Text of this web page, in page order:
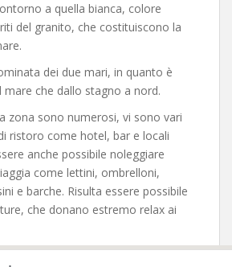
a quella bianca, colore
del granito, che costituiscono la
dei due mari, in quanto è
mare che dallo stagno a nord.
zona sono numerosi, vi sono vari
ristoro come hotel, bar e locali
anche possibile noleggiare
come lettini, ombrelloni,
e barche. Risulta essere possibile
che donano estremo relax ai